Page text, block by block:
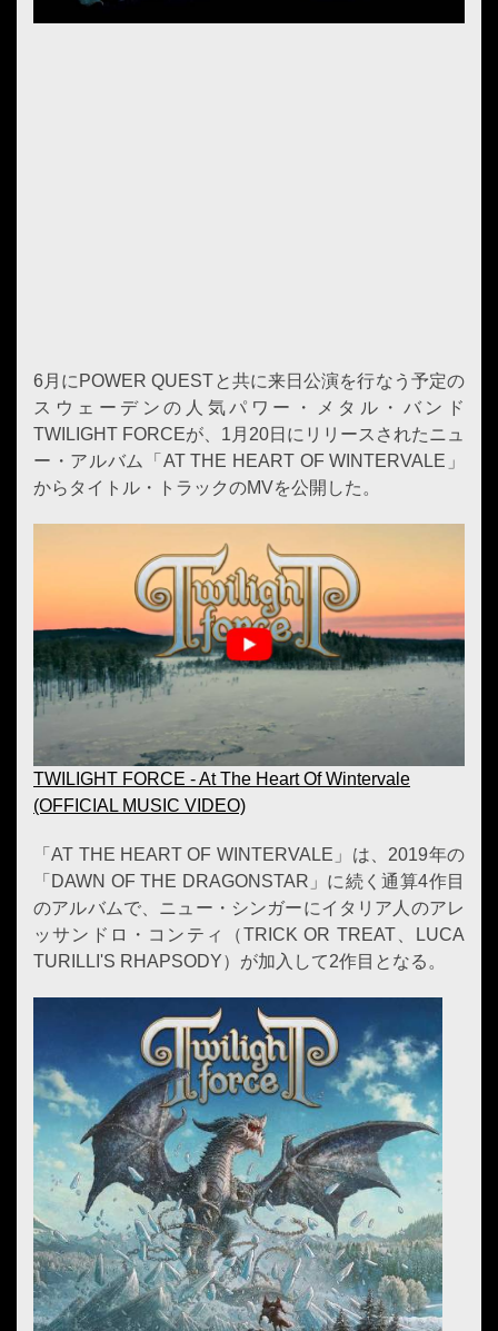
6月にPOWER QUESTと共に来日公演を行なう予定の
スウェーデンの人気パワー・メタル・バンド
TWILIGHT FORCEが、1月20日にリリースされたニュ
ー・アルバム「AT THE HEART OF WINTERVALE」
からタイトル・トラックのMVを公開した。
TWILIGHT FORCE - At The Heart Of Wintervale
(OFFICIAL MUSIC VIDEO)
「AT THE HEART OF WINTERVALE」は、2019年の
「DAWN OF THE DRAGONSTAR」に続く通算4作目
のアルバムで、ニュー・シンガーにイタリア人のアレ
ッサンドロ・コンティ（TRICK OR TREAT、LUCA
TURILLI'S RHAPSODY）が加入して2作目となる。